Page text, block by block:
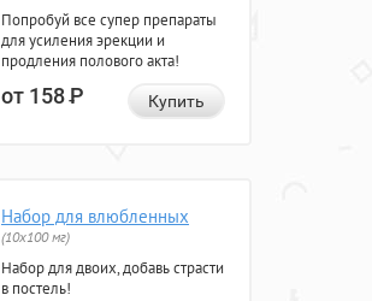
Попробуй все супер препараты
для усиления эрекции и
продления полового акта!
от 158Р Купить
Набор для влюбленных
(10х100 мг)
Набор для двоих, добавь страсти
в постель!